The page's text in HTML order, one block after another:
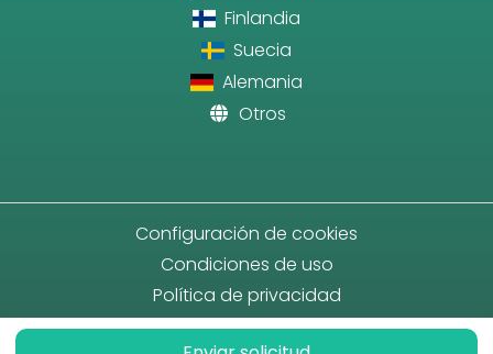
Finlandia
Suecia
Alemania
Otros
Configuración de cookies
Condiciones de uso
Política de privacidad